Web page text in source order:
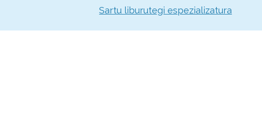
Sartu liburutegi espezializatura